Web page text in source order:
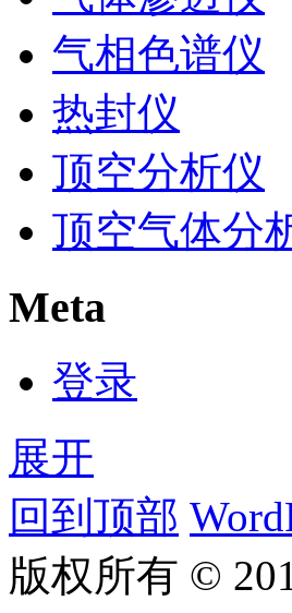
气相色谱仪
热封仪
顶空分析仪
顶空气体分
Meta
登录
展开
回到顶部
版权所有 ©